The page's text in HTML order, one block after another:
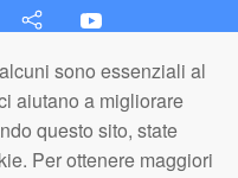
sono essenziali al
aiutano a migliorare
questo sito, state
Per ottenere maggiori
(APS)